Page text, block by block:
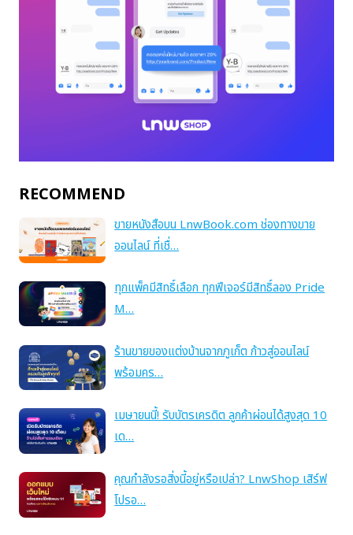
RECOMMEND
ขายหนังสือบน LnwBook.com ช่องทางขาย
ออนไลน์ ที่เชื่…
ทุกแพ็คมีสิทธิ์เลือก ทุกฟีเจอร์มีสิทธิ์ลอง Pride
M…
ร้านขายของแต่งบ้านจากภูเก็ต ก้าวสู่ออนไลน์
พร้อมคร…
เมษายนนี้! รับบัตรเครดิต ลูกค้าผ่อนได้สูงสุด 10
เด…
คุณกำลังรอสิ่งนี้อยู่หรือเปล่า? LnwShop เสิร์ฟ
โปรอ…